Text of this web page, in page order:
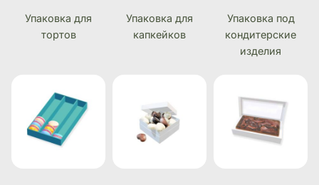
Упаковка для
тортов
Упаковка для
капкейков
Упаковка под
кондитерские
изделия